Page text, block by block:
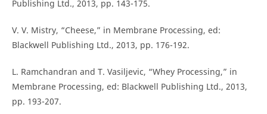
Publishing Ltd., 2013, pp. 143-175.
V. V. Mistry, “Cheese,” in Membrane Processing, ed:
Blackwell Publishing Ltd., 2013, pp. 176-192.
L. Ramchandran and T. Vasiljevic, “Whey Processing,” in
Membrane Processing, ed: Blackwell Publishing Ltd., 2013,
pp. 193-207.